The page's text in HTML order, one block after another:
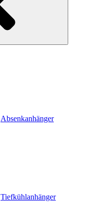
Absenkanhänger
Tiefkühlanhänger